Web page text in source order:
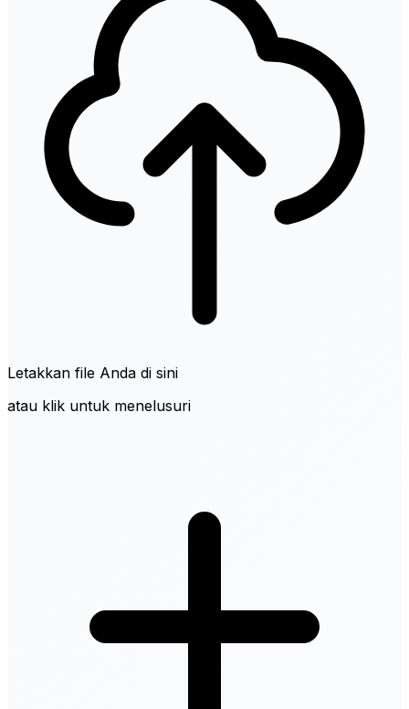
Letakkan file Anda di sini
atau klik untuk menelusuri